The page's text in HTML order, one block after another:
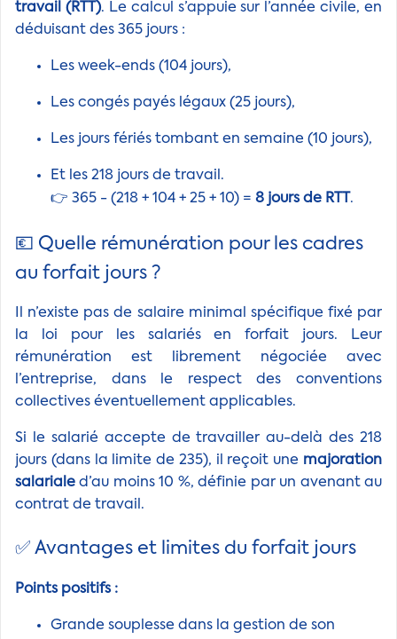
travail (RTT). Le calcul s’appuie sur l’année civile, en
déduisant des 365 jours :
Les week-ends (104 jours),
Les congés payés légaux (25 jours),
Les jours fériés tombant en semaine (10 jours),
Et les 218 jours de travail.
👉 365 - (218 + 104 + 25 + 10) = 8 jours de RTT .
💶 Quelle rémunération pour les cadres
au forfait jours ?
Il n’existe pas de salaire minimal spécifique fixé par
la loi pour les salariés en forfait jours. Leur
rémunération est librement négociée avec
l’entreprise, dans le respect des conventions
collectives éventuellement applicables.
Si le salarié accepte de travailler au-delà des 218
jours (dans la limite de 235), il reçoit une majoration
salariale d’au moins 10 %, définie par un avenant au
contrat de travail.
✅ Avantages et limites du forfait jours
Points positifs :
Grande souplesse dans la gestion de son